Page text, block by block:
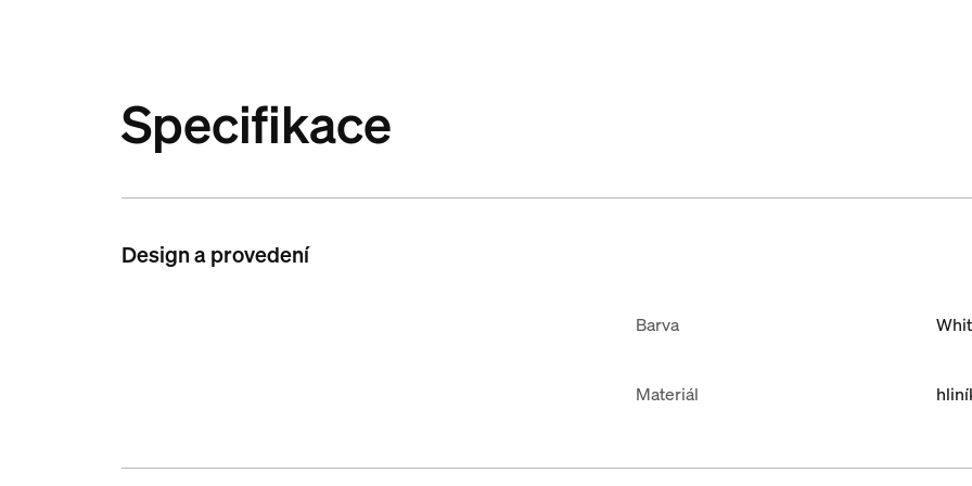
Specifikace
Design a provedení
Barva
Materiál